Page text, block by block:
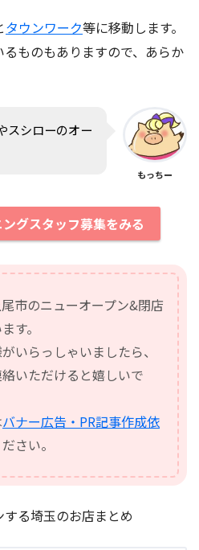
タウンワーク等に移動します。
ものもありますので、あらか
スシローのオー
もっちー
グスタッフ募集をみる
市のニューオープン&閉店
す。
いらっしゃいましたら、
いただけると嬉しいで
バナー広告・PR記事作成依
さい。
る埼玉のお店まとめ